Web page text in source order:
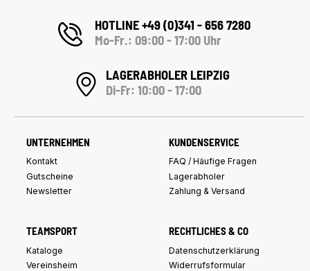
HOTLINE +49 (0)341 - 656 7280
Mo-Fr.: 09:00 - 17:00 Uhr
LAGERABHOLER LEIPZIG
Di-Fr: 10:00 - 17:00
UNTERNEHMEN
Kontakt
Gutscheine
Newsletter
KUNDENSERVICE
FAQ / Häufige Fragen
Lagerabholer
Zahlung & Versand
TEAMSPORT
Kataloge
Vereinsheim
RECHTLICHES & CO
Datenschutzerklärung
Widerrufsformular